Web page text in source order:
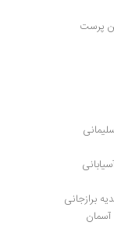
یادداشتی بر ماهی‌ها به دریا برمی‌گردند |  فاطمه سلیمانی